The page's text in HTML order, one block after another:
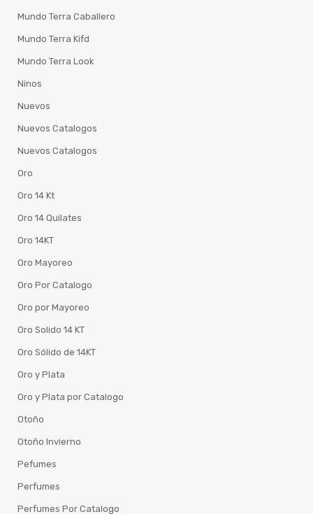
Mundo Terra Caballero
Mundo Terra Kifd
Mundo Terra Look
Ninos
Nuevos
Nuevos Catalogos
Nuevos Catalogos
Oro
Oro 14 Kt
Oro 14 Quilates
Oro 14KT
Oro Mayoreo
Oro Por Catalogo
Oro por Mayoreo
Oro Solido 14 KT
Oro Sólido de 14KT
Oro y Plata
Oro y Plata por Catalogo
Otoño
Otoño Invierno
Pefumes
Perfumes
Perfumes Por Catalogo